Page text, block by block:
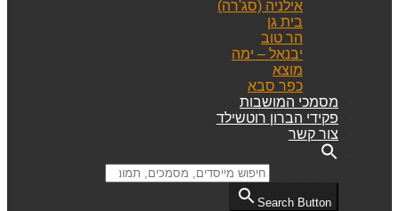
אילניה (סג'רה)
בית גן
הר טוב
יבנאל – ימה
מוצא
כפר סבא
מסמכי המושבות
פקידי הברון רוטשילד
צור קשר
Search Button